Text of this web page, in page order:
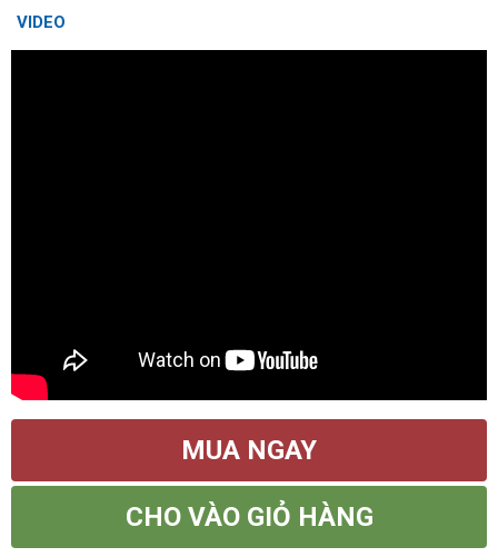
VIDEO
MUA NGAY
CHO VÀO GIỎ HÀNG